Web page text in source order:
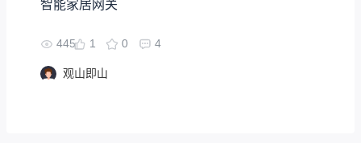
智能家居网关
445 1 0 4
观山即山